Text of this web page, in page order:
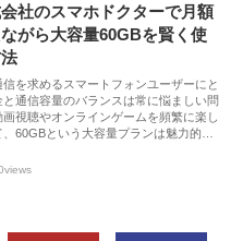
会社のスマホドクターで月額
がら大容量60GBを賢く使
を求めるスマートフォンユーザーにと
と通信容量のバランスは常に悩ましい問
視聴やオンラインゲームを頻繁に楽し
60GBという大容量プランは魅力的…